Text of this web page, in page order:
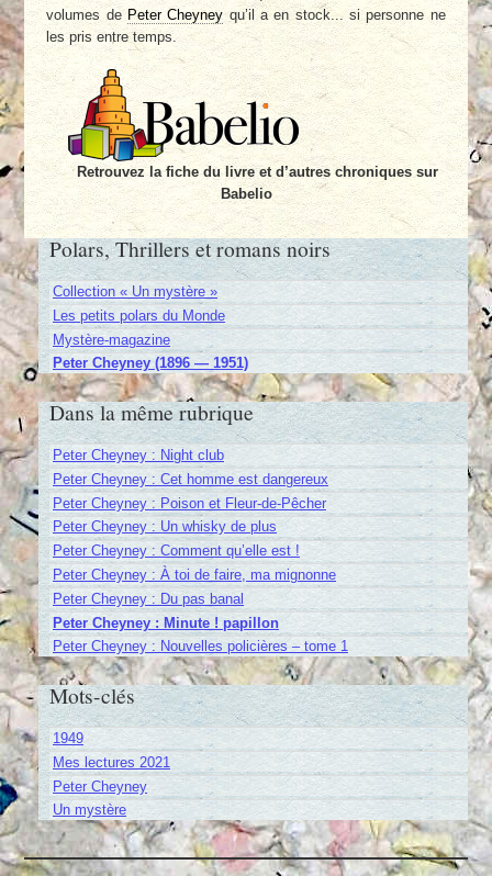
volumes de Peter Cheyney qu’il a en stock... si personne ne
les pris entre temps.
Retrouvez la fiche du livre et d’autres chroniques sur
Babelio
Polars, Thrillers et romans noirs
Collection « Un mystère »
Les petits polars du Monde
Mystère-magazine
Peter Cheyney (1896 — 1951)
Dans la même rubrique
Peter Cheyney : Night club
Peter Cheyney : Cet homme est dangereux
Peter Cheyney : Poison et Fleur-de-Pêcher
Peter Cheyney : Un whisky de plus
Peter Cheyney : Comment qu’elle est !
Peter Cheyney : À toi de faire, ma mignonne
Peter Cheyney : Du pas banal
Peter Cheyney : Minute ! papillon
Peter Cheyney : Nouvelles policières – tome 1
Mots-clés
1949
Mes lectures 2021
Peter Cheyney
Un mystère